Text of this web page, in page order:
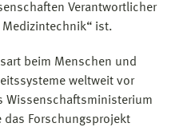
Verantwortlicher
Medizintechnik“ ist.
beim Menschen und
weltweit vor
Wissenschaftsministerium
das Forschungsprojekt